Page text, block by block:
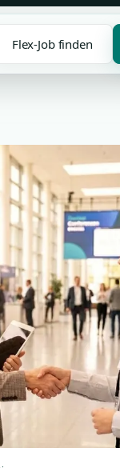
Flex-Job finden